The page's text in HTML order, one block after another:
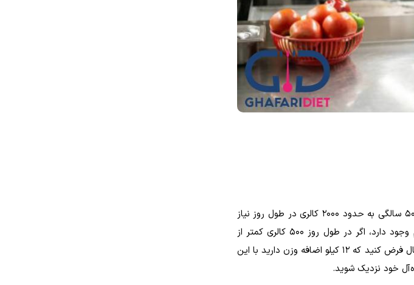
یک بانو با سطح فعالیت متوسط برای حفظ سلامت و تناسب اندام خود در بین سنین 25 تا 50 سالگی به حدود 2000 کالری در طول روز نیاز
دارد. بهتر است بدانید برای کاهش وزن بر اساس میزان کالری دریافتی یک قانون بسیار مهم وجود دارد، اگر در طول روز 500 کالری کمتر از
کالری مورد نیاز بدن خود دریافت کنید، هر هفته حدود 500 گرم وزن کم خواهید کرد. برای مثال فرض کنید که 12 کیلو اضافه وزن دارید با این